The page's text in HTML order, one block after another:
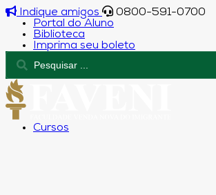
Indique amigos
0800-591-0700
Portal do Aluno
Biblioteca
Imprima seu boleto
Cursos